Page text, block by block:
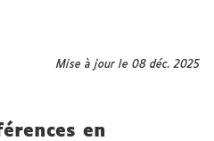
Mise à jour le 08 déc. 2025
en